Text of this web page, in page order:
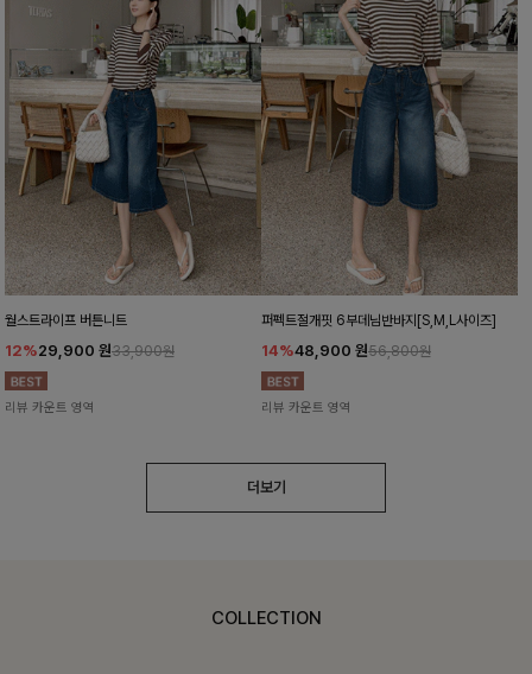
월스트라이프 버튼니트
12%29,900 원33,900원
리뷰 카운트 영역
퍼펙트절개핏 6부데님반바지[S,M,L사이즈]
14%48,900 원56,800원
리뷰 카운트 영역
더보기
COLLECTION